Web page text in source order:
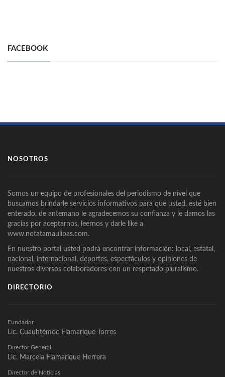
FACEBOOK
NOSOTROS
Somos un equipo de profesionales del periodismo de nivel que
buscamos brindarle servicios informativos para que usted, esté bien
enterado, de antemano le agradecemos su confianza y le damos las
gracias por aceptarnos, leernos y darle like a
www.notatamaulipas.com.
En nuestro portal usted podrá encontrar información: local, estatal,
nacional, internacional, deportes, espectáculos y opiniones de
nuestros diversos colaboradores con un respetado pluralismo.
DIRECTORIO
Fundador
Lic. Cuauhtémoc Flamarique Torres
Director General
Lic. Marcela Flamarique Herrera
Director de Noticias